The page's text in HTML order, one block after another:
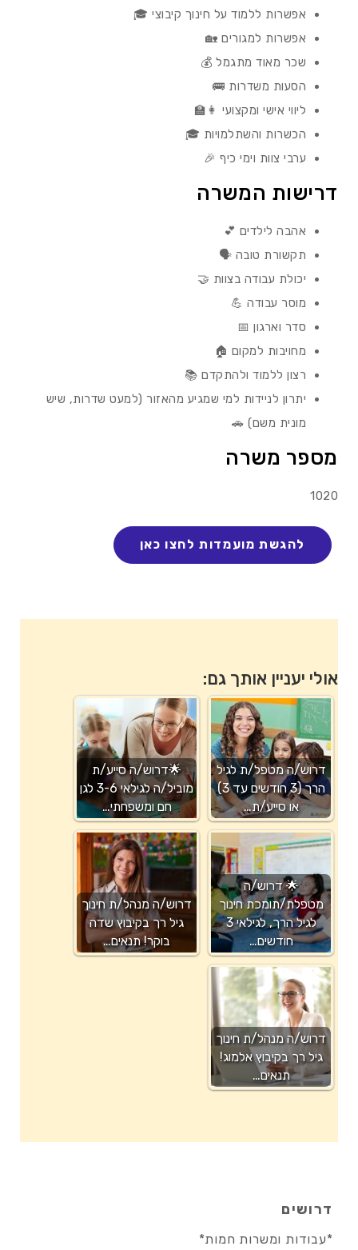
אפשרות ללמוד על חינוך קיבוצי 🎓
אפשרות למגורים 🏡
שכר מאוד מתגמל 💰
הסעות משדרות 🚌
ליווי אישי ומקצועי 👩‍🏫
הכשרות והשתלמויות 🎓
ערבי צוות וימי כיף 🎉
דרישות המשרה
אהבה לילדים 💕
תקשורת טובה 🗣️
יכולת עבודה בצוות 🤝
מוסר עבודה 💪
סדר וארגון 📅
מחויבות למקום 🏠
רצון ללמוד ולהתקדם 📚
יתרון לניידות למי שמגיע מהאזור (למעט שדרות, שיש
מונית משם) 🚗
מספר משרה
1020
אולי יעניין אותך גם:
דרוש/ה מטפל/ת לגיל
הרך (3 חודשים עד 3)
או סייע/ת…
🌟דרוש/ה סייע/ת
מוביל/ה לגילאי 3-6 לגן
חם ומשפחתי…
🌟 דרוש/ה
מטפלת/תומכת חינוך
לגיל הרך, לגילאי 3
חודשים…
דרוש/ה מנהל/ת חינוך
גיל רך בקיבוץ שדה
בוקר! תנאים…
דרוש/ה מנהל/ת חינוך
גיל רך בקיבוץ אלמוג!
תנאים…
דרושים
*עבודות ומשרות חמות*